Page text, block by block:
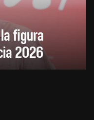
figura
2026